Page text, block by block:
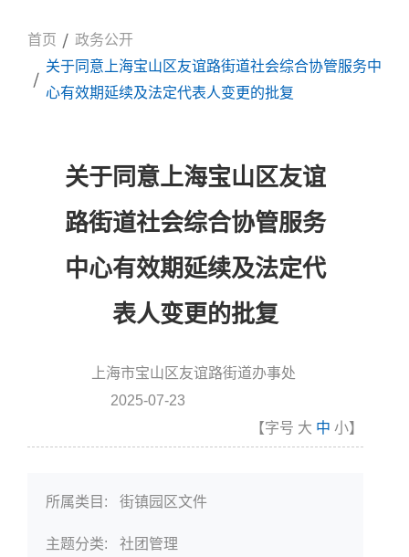
首页
政务公开
关于同意上海宝山区友谊路街道社会综合协管服务中
心有效期延续及法定代表人变更的批复
关于同意上海宝山区友谊
路街道社会综合协管服务
中心有效期延续及法定代
表人变更的批复
上海市宝山区友谊路街道办事处
2025-07-23
【字号 大 中 小】
所属类目: 街镇园区文件
主题分类: 社团管理